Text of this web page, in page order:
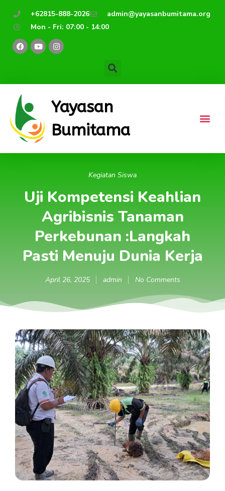
+62815-888-2026
admin@yayasanbumitama.org
Mon - Fri: 07:00 - 14:00
F
a
c
o
k
Y
o
u
e
I
n
s
r
m
Yayasan
Bumitama
Kegiatan Siswa
Uji Kompetensi Keahlian
Agribisnis Tanaman
Perkebunan :Langkah
Pasti Menuju Dunia Kerja
April 26, 2025 admin No Comments